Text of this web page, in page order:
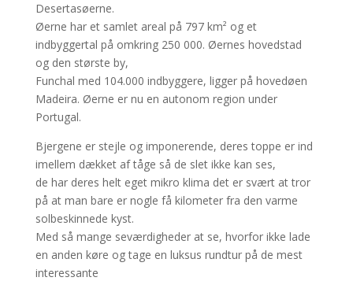
Desertasøerne.
Øerne har et samlet areal på 797 km² og et
indbyggertal på omkring 250 000. Øernes hovedstad
og den største by,
Funchal med 104.000 indbyggere, ligger på hovedøen
Madeira. Øerne er nu en autonom region under
Portugal.
Bjergene er stejle og imponerende, deres toppe er ind
imellem dækket af tåge så de slet ikke kan ses,
de har deres helt eget mikro klima det er svært at tror
på at man bare er nogle få kilometer fra den varme
solbeskinnede kyst.
Med så mange seværdigheder at se, hvorfor ikke lade
en anden køre og tage en luksus rundtur på de mest
interessante